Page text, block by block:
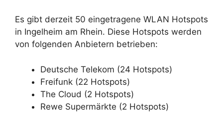
Es gibt derzeit 50 eingetragene WLAN Hotspots
in Ingelheim am Rhein. Diese Hotspots werden
von folgenden Anbietern betrieben:
Deutsche Telekom (24 Hotspots)
Freifunk (22 Hotspots)
The Cloud (2 Hotspots)
Rewe Supermärkte (2 Hotspots)